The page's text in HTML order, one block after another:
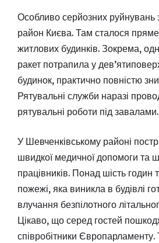
Особливо серйозних руйнувань
район Києва. Там сталося
житлових будинків. Зокрема,
ракет потрапила у
будинок, практично повністю
Рятувальні служби наразі
рятувальні роботи під завалами.
У Шевченківському районі
швидкої медичної допомоги та
працівників. Понад шість годин
пожежі, яка виникла в будівлі
влучання безпілотного
Цікаво, що серед гостей
співробітники Європарламенту.